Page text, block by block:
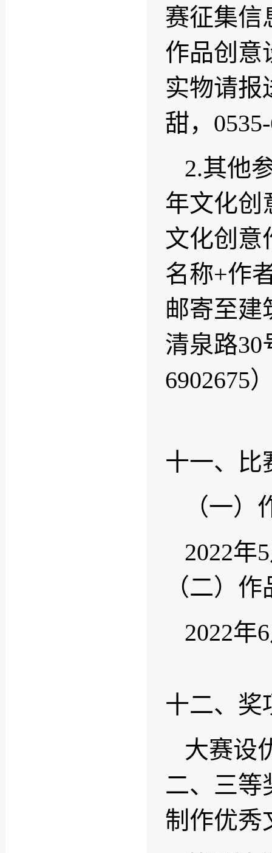
赛征集信
作品创意
实物请报
甜，
2.其他
年文化创
文化创意
名称+作
邮寄至建
清泉路30
6902675
十一、比
（一
2022
（二）
2022
十二、奖
大赛设
二、三等
制作优秀